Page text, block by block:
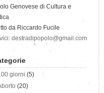
Genovese di Cultura e
da Riccardo Fucile
destradipopolo@gmail.com
giorni (5)
(20)